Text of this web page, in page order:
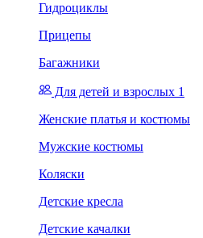
Гидроциклы
Прицепы
Багажники
Для детей и взрослых 1
Женские платья и костюмы
Мужские костюмы
Коляски
Детские кресла
Детские качалки